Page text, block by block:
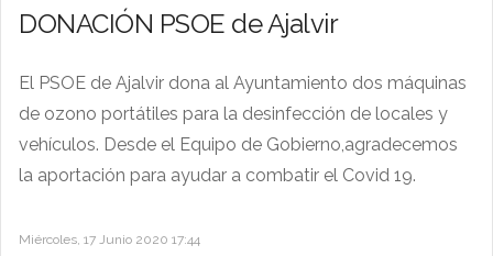
DONACIÓN PSOE de Ajalvir
El PSOE de Ajalvir dona al Ayuntamiento dos máquinas
de ozono portátiles para la desinfección de locales y
vehículos. Desde el Equipo de Gobierno,agradecemos
la aportación para ayudar a combatir el Covid 19.
Miércoles, 17 Junio 2020 17:44